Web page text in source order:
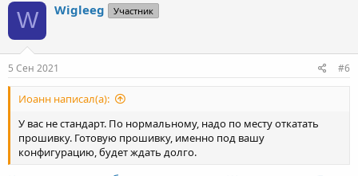
W Wigleeg Участник
5 Сен 2021 #6
Иоанн написал(а):
У вас не стандарт. По нормальному, надо по месту откатать
прошивку. Готовую прошивку, именно под вашу
конфигурацию, будет ждать долго.